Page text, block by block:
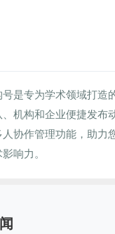
是专为学术领域打造
机构和企业便捷发布
协作管理功能，助力
响力。